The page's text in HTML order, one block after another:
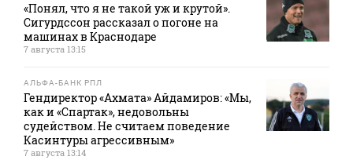
«Понял, что я не такой уж и крутой».
Сигурдссон рассказал о погоне на
машинах в Краснодаре
7 августа 13:15
АЛЬФА-БАНК РПЛ
Гендиректор «Ахмата» Айдамиров: «Мы,
как и «Спартак», недовольны
судейством. Не считаем поведение
Касинтуры агрессивным»
7 августа 13:14